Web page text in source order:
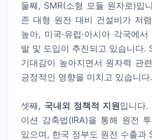
둘째, SMR(소형 모듈 원자로)입
존 대형 원전 대비 건설비가 저
높아, 미국·유럽·아시아 각국에
발 및 도입이 추진되고 있습니다.
기대감이 높아지면서 원자력 관
긍정적인 영향을 미치고 있습니다.
셋째, 국내외 정책적 지원입니다.
이션 감축법(IRA)을 통해 원전
있으며, 한국 정부도 원전 수출과